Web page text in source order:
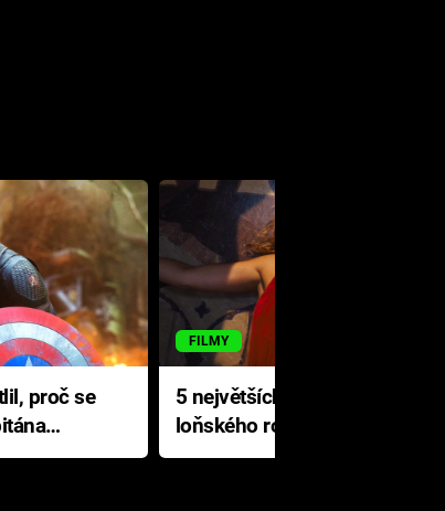
proč se
FILMY
5 největších propadáků
loňského roku: Disney na
jediné katastrofě prodělal 200